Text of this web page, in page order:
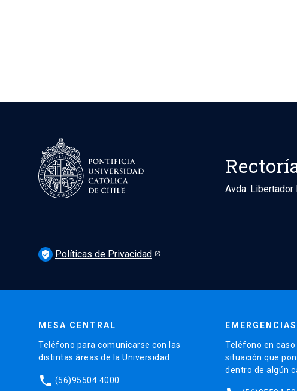
Avda. Libertador
verified_user Políticas de Privacidad
MESA CENTRAL
Teléfono para comunicarse con las
distintas áreas de la Universidad.
phone (56)95504 4000
Teléfono en
situación que
dentro de algún